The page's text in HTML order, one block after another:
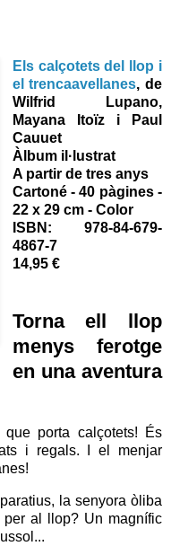
Els calçotets del llop i
el trencaavellanes, de
Wilfrid Lupano,
Mayana Itoïz i Paul
Cauuet
Àlbum il·lustrat
A partir de tres anys
Cartoné - 40 pàgines -
22 x 29 cm - Color
ISBN: 978-84-679-
4867-7
14,95 €
Torna ell llop
menys ferotge
en una aventura
porta calçotets! És
i regals. I el menjar
la senyora òliba
al llop? Un magnífic